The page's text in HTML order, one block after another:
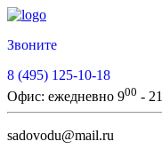
Звоните
8 (495) 125-10-18
Офис: ежедневно 900 - 21
sadovodu@mail.ru